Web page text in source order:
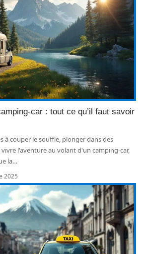
car : tout ce qu’il faut savoir
à couper le souffle, plonger dans des
l'aventure au volant d'un camping-car,
la…
2025